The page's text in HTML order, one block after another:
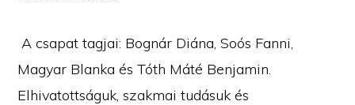
A csapat tagjai: Bognár Diána, Soós Fanni,
Magyar Blanka és Tóth Máté Benjamin.
Elhivatottságuk, szakmai tudásuk és